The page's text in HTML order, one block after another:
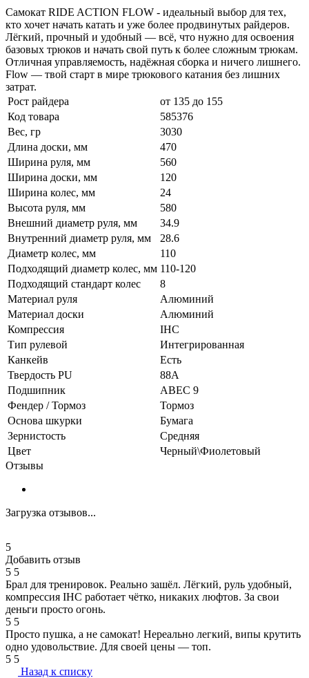
Самокат RIDE ACTION FLOW - идеальный выбор для тех,
кто хочет начать катать и уже более продвинутых райдеров.
Лёгкий, прочный и удобный — всё, что нужно для освоения
базовых трюков и начать свой путь к более сложным трюкам.
Отличная управляемость, надёжная сборка и ничего лишнего.
Flow — твой старт в мире трюкового катания без лишних
затрат.
Рост райдера
от 135 до 155
Код товара
585376
Вес, гр
3030
Длина доски, мм
470
Ширина руля, мм
560
Ширина доски, мм
120
Ширина колес, мм
24
Высота руля, мм
580
Внешний диаметр руля, мм
34.9
Внутренний диаметр руля, мм
28.6
Диаметр колес, мм
110
Подходящий диаметр колес, мм 110-120
Подходящий стандарт колес
8
Материал руля
Алюминий
Материал доски
Алюминий
Компрессия
IHC
Тип рулевой
Интегрированная
Канкейв
Есть
Твердость PU
88A
Подшипник
ABEC 9
Фендер / Тормоз
Тормоз
Основа шкурки
Бумага
Зернистость
Средняя
Цвет
Черный\Фиолетовый
Отзывы
Загрузка отзывов...
5
Добавить отзыв
5 5
Брал для тренировок. Реально зашёл. Лёгкий, руль удобный,
компрессия IHC работает чётко, никаких люфтов. За свои
деньги просто огонь.
5 5
Просто пушка, а не самокат! Нереально легкий, випы крутить
одно удовольствие. Для своей цены — топ.
5 5
Назад к списку